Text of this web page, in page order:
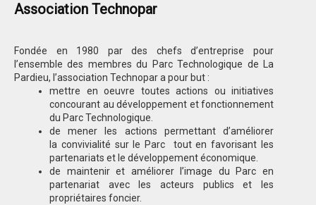
Association Technopar
Fondée en 1980 par des chefs d’entreprise pour
l’ensemble des membres du Parc Technologique de La
Pardieu, l’association Technopar a pour but :
mettre en oeuvre toutes actions ou initiatives
concourant au développement et fonctionnement
du Parc Technologique.
de mener les actions permettant d’améliorer
la convivialité sur le Parc tout en favorisant les
partenariats et le développement économique.
de maintenir et améliorer l’image du Parc en
partenariat avec les acteurs publics et les
propriétaires foncier.